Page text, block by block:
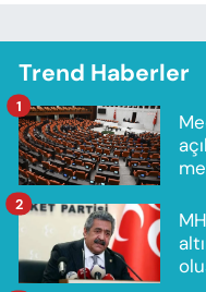
Trend Haberler
1
2